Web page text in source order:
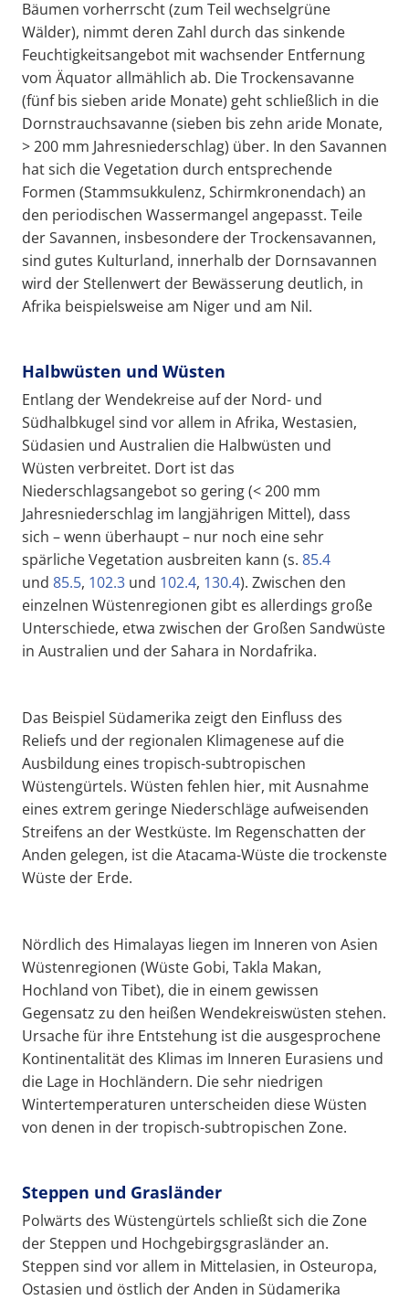
Bäumen vorherrscht (zum Teil wechselgrüne
Wälder), nimmt deren Zahl durch das sinkende
Feuchtigkeitsangebot mit wachsender Entfernung
vom Äquator allmählich ab. Die Trockensavanne
(fünf bis sieben aride Monate) geht schließlich in die
Dornstrauchsavanne (sieben bis zehn aride Monate,
> 200 mm Jahresniederschlag) über. In den Savannen
hat sich die Vegetation durch entsprechende
Formen (Stammsukkulenz, Schirmkronendach) an
den periodischen Wassermangel angepasst. Teile
der Savannen, insbesondere der Trockensavannen,
sind gutes Kulturland, innerhalb der Dornsavannen
wird der Stellenwert der Bewässerung deutlich, in
Afrika beispielsweise am Niger und am Nil.
Halbwüsten und Wüsten
Entlang der Wendekreise auf der Nord- und
Südhalbkugel sind vor allem in Afrika, Westasien,
Südasien und Australien die Halbwüsten und
Wüsten verbreitet. Dort ist das
Niederschlagsangebot so gering (< 200 mm
Jahresniederschlag im langjährigen Mittel), dass
sich – wenn überhaupt – nur noch eine sehr
spärliche Vegetation ausbreiten kann (s. 85.4
und 85.5, 102.3 und 102.4, 130.4). Zwischen den
einzelnen Wüstenregionen gibt es allerdings große
Unterschiede, etwa zwischen der Großen Sandwüste
in Australien und der Sahara in Nordafrika.
Das Beispiel Südamerika zeigt den Einfluss des
Reliefs und der regionalen Klimagenese auf die
Ausbildung eines tropisch-subtropischen
Wüstengürtels. Wüsten fehlen hier, mit Ausnahme
eines extrem geringe Niederschläge aufweisenden
Streifens an der Westküste. Im Regenschatten der
Anden gelegen, ist die Atacama-Wüste die trockenste
Wüste der Erde.
Nördlich des Himalayas liegen im Inneren von Asien
Wüstenregionen (Wüste Gobi, Takla Makan,
Hochland von Tibet), die in einem gewissen
Gegensatz zu den heißen Wendekreiswüsten stehen.
Ursache für ihre Entstehung ist die ausgesprochene
Kontinentalität des Klimas im Inneren Eurasiens und
die Lage in Hochländern. Die sehr niedrigen
Wintertemperaturen unterscheiden diese Wüsten
von denen in der tropisch-subtropischen Zone.
Steppen und Grasländer
Polwärts des Wüstengürtels schließt sich die Zone
der Steppen und Hochgebirgsgrasländer an.
Steppen sind vor allem in Mittelasien, in Osteuropa,
Ostasien und östlich der Anden in Südamerika